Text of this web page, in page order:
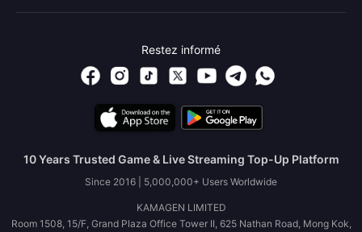
Restez informé
10 Years Trusted Game & Live Streaming Top-Up Platform
Since 2016 | 5,000,000+ Users Worldwide
KAMAGEN LIMITED
Room 1508, 15/F, Grand Plaza Office Tower II, 625 Nathan Road, Mong Kok,